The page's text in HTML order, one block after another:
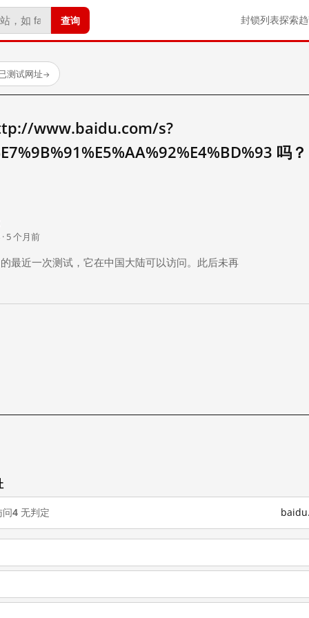
查询 封锁列表探索
测试网址→
www.baidu.com/s?
吗？
5 个月前
最近一次测试，它在中国大陆可以访问。此后未再
问4 无判定